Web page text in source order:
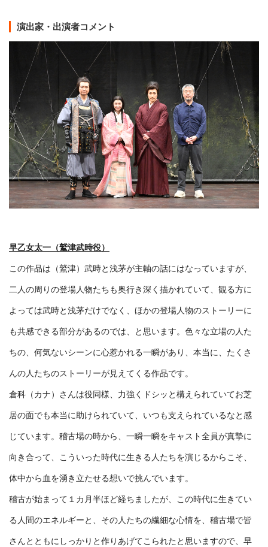
演出家・出演者コメント
早乙女太一（鷲津武時役）
この作品は（鷲津）武時と浅茅が主軸の話にはなっていますが、
二人の周りの登場人物たちも奥行き深く描かれていて、観る方に
よっては武時と浅茅だけでなく、ほかの登場人物のストーリーに
も共感できる部分があるのでは、と思います。色々な立場の人た
ちの、何気ないシーンに心惹かれる一瞬があり、本当に、たくさ
んの人たちのストーリーが見えてくる作品です。
倉科（カナ）さんは役同様、力強くドシッと構えられていてお芝
居の面でも本当に助けられていて、いつも支えられているなと感
じています。稽古場の時から、一瞬一瞬をキャスト全員が真摯に
向き合って、こういった時代に生きる人たちを演じるからこそ、
体中から血を湧き立たせる想いで挑んでいます。
稽古が始まって１カ月半ほど経ちましたが、この時代に生きてい
る人間のエネルギーと、その人たちの繊細な心情を、稽古場で皆
さんとともにしっかりと作りあげてこられたと思いますので、早